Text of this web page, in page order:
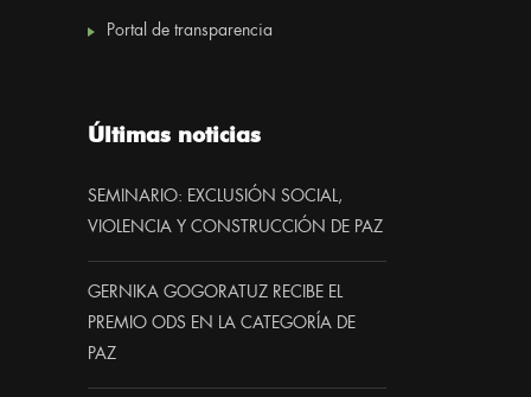
Portal de transparencia
Últimas noticias
SEMINARIO: EXCLUSIÓN SOCIAL,
VIOLENCIA Y CONSTRUCCIÓN DE PAZ
GERNIKA GOGORATUZ RECIBE EL
PREMIO ODS EN LA CATEGORÍA DE
PAZ